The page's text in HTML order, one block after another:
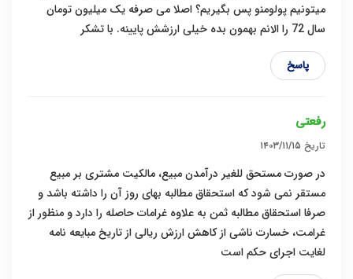
میتونیم پولومنو پس بگیریم؟ اصلا می صرفه یک میلیون تومان
سال 72 را الانم بهمون بده خیلی ارزشش پایینه. با تشکر
پاسخ
رفعتی
تاریخ ۱۴۰۳/۱۱/۱۵
در صورت مستحق‌ للغیر درآمدن مبیع، مالکیت مشتری بر مبیع
مستقر نمی شود که استحقاق مطالبه بهای روز آن را داشته باشد و
صرفا استحقاق مطالبه ثمن به‌ علاوه غرامات حاصله را دارد و منظور از
غرامت، خسارت ناشی از کاهش ارزش ریالی از تاریخ مبایعه‌ نامه
لغایت اجرای حکم است